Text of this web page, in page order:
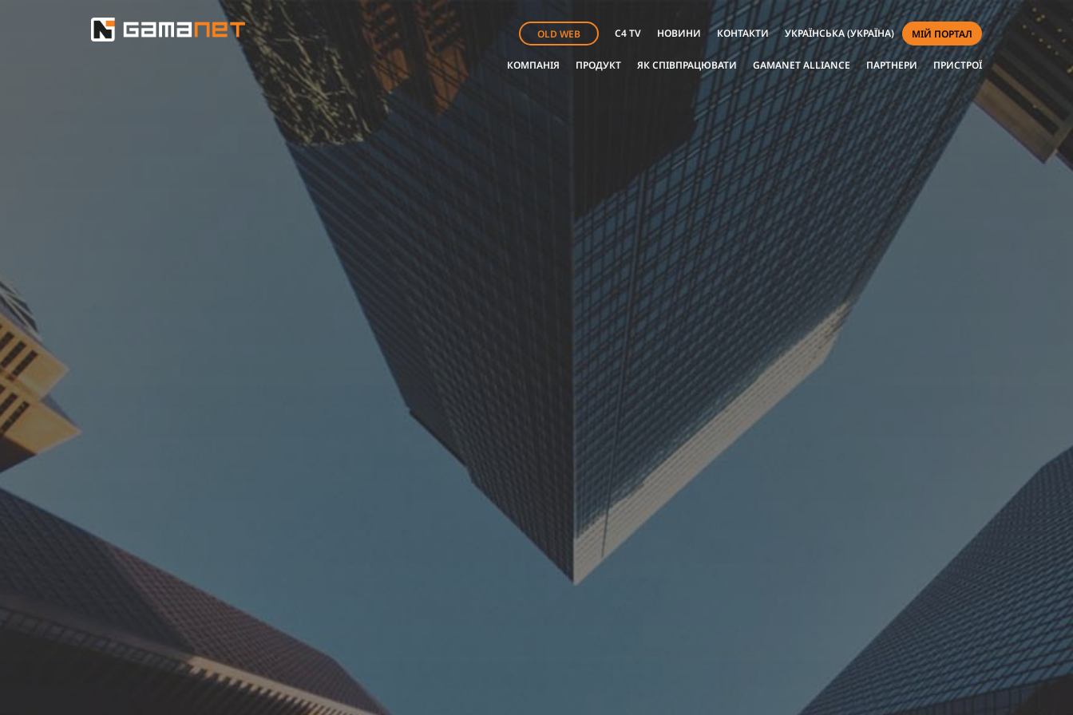
OLD WEB C4 TV НОВИНИ КОНТАКТИ УКРАЇНСЬКА (УКРАЇНА) МІЙ ПОРТАЛ
КОМПАНІЯ ПРОДУКТ ЯК СПІВПРАЦЮВАТИ GAMANET ALLIANCE ПАРТНЕРИ ПРИСТРОЇ